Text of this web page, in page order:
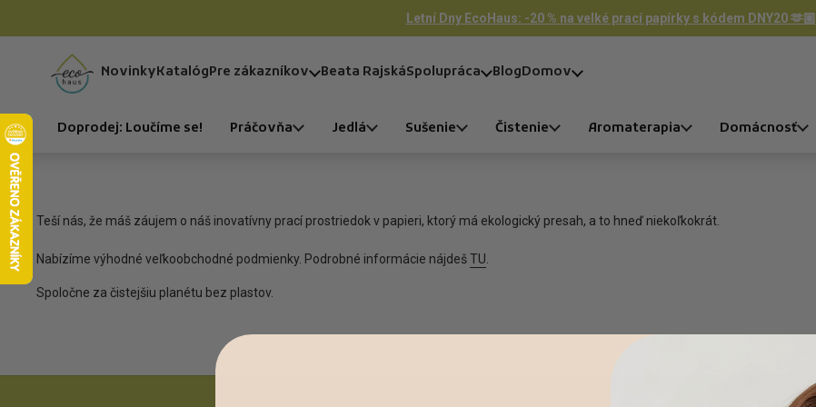
Letní Dny EcoHaus: -20 % na velké prací papírky s kódem DNY20 🫶🏼
Domov
NovinkyKatalógPre zákazníkov Beata RajskáSpolupráca BlogDomov
Doprodej: Loučíme se! Práčovňa Jedlá Sušenie Čistenie Aromaterapia Domácnosť
Teší nás, že máš záujem o náš inovatívny prací prostriedok v papieri, ktorý má ekologický presah, a to hneď niekoľkokrát.
Nabízíme výhodné veľkoobchodné podmienky. Podrobné informácie nájdešTU
Spoločne za čistejšiu planétu bez plastov.